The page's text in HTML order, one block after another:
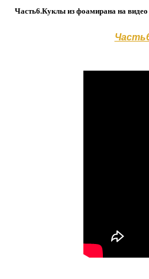
Часть6.Куклы из фоамирана на видео